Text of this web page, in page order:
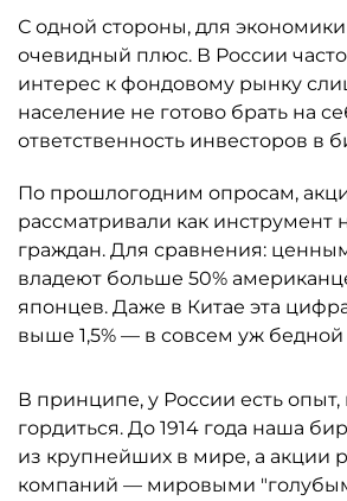
С одной стороны, для
очевидный плюс. В России
интерес к фондовому рынку
население не готово брать на
ответственность инвесторов в
По прошлогодним опросам,
рассматривали как инструмент
граждан. Для сравнения:
владеют больше 50%
японцев. Даже в Китае эта
выше 1,5% — в совсем уж
В принципе, у России есть
гордиться. До 1914 года наша
из крупнейших в мире, а акции
компаний — мировыми